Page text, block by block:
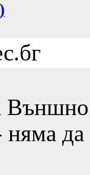
Външно
да